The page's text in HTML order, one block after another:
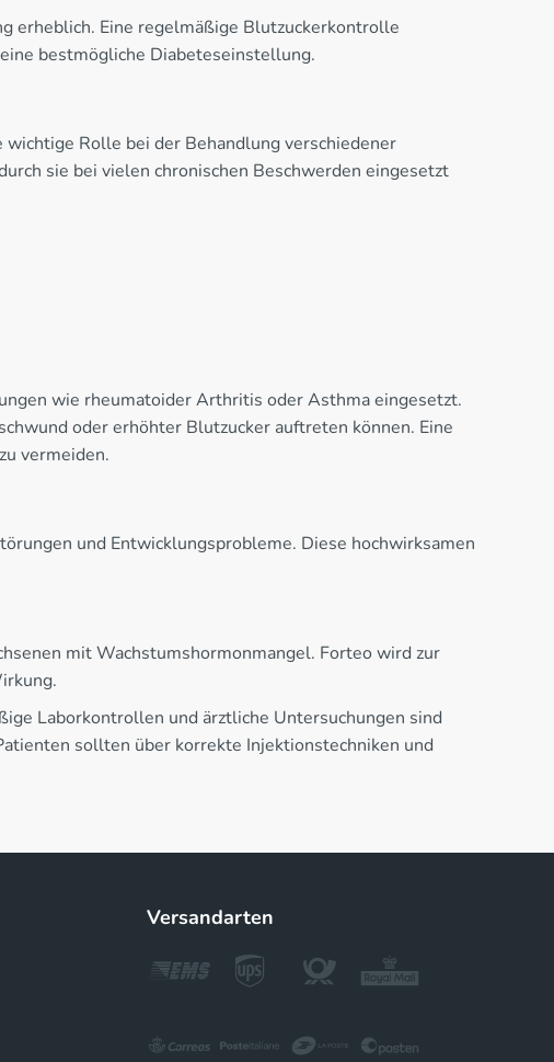
erheblich. Eine regelmäßige Blutzuckerkontrolle
bestmögliche Diabeteseinstellung.
Rolle bei der Behandlung verschiedener
sie bei vielen chronischen Beschwerden eingesetzt
wie rheumatoider Arthritis oder Asthma eingesetzt.
oder erhöhter Blutzucker auftreten können. Eine
vermeiden.
und Entwicklungsprobleme. Diese hochwirksamen
mit Wachstumshormonmangel. Forteo wird zur
Laborkontrollen und ärztliche Untersuchungen sind
sollten über korrekte Injektionstechniken und
Versandarten